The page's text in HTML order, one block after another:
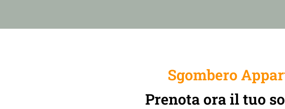
Sgombero
Prenota ora il tuo